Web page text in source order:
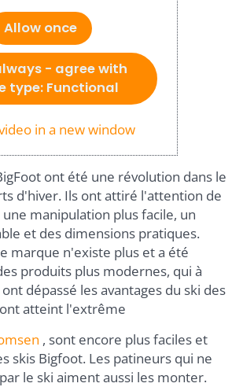
Allow once
- agree with
type: Functional
in a new window
ont été une révolution dans le
d'hiver. Ils ont attiré l'attention de
manipulation plus facile, un
et des dimensions pratiques.
marque n'existe plus et a été
produits plus modernes, qui à
dépassé les avantages du ski des
atteint l'extrême
, sont encore plus faciles et
skis Bigfoot. Les patineurs qui ne
le ski aiment aussi les monter.